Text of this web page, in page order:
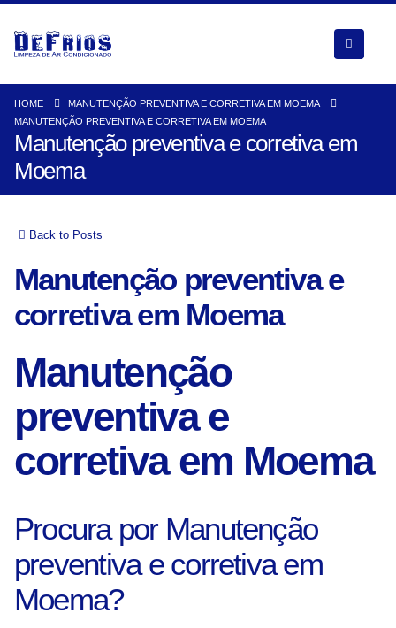
HOME
MANUTENÇÃO PREVENTIVA E CORRETIVA EM MOEMA
MANUTENÇÃO PREVENTIVA E CORRETIVA EM MOEMA
Manutenção preventiva e corretiva em
Moema
Back to Posts
Manutenção preventiva e
corretiva em Moema
Manutenção
preventiva e
corretiva em Moema
Procura por Manutenção
preventiva e corretiva em
Moema?